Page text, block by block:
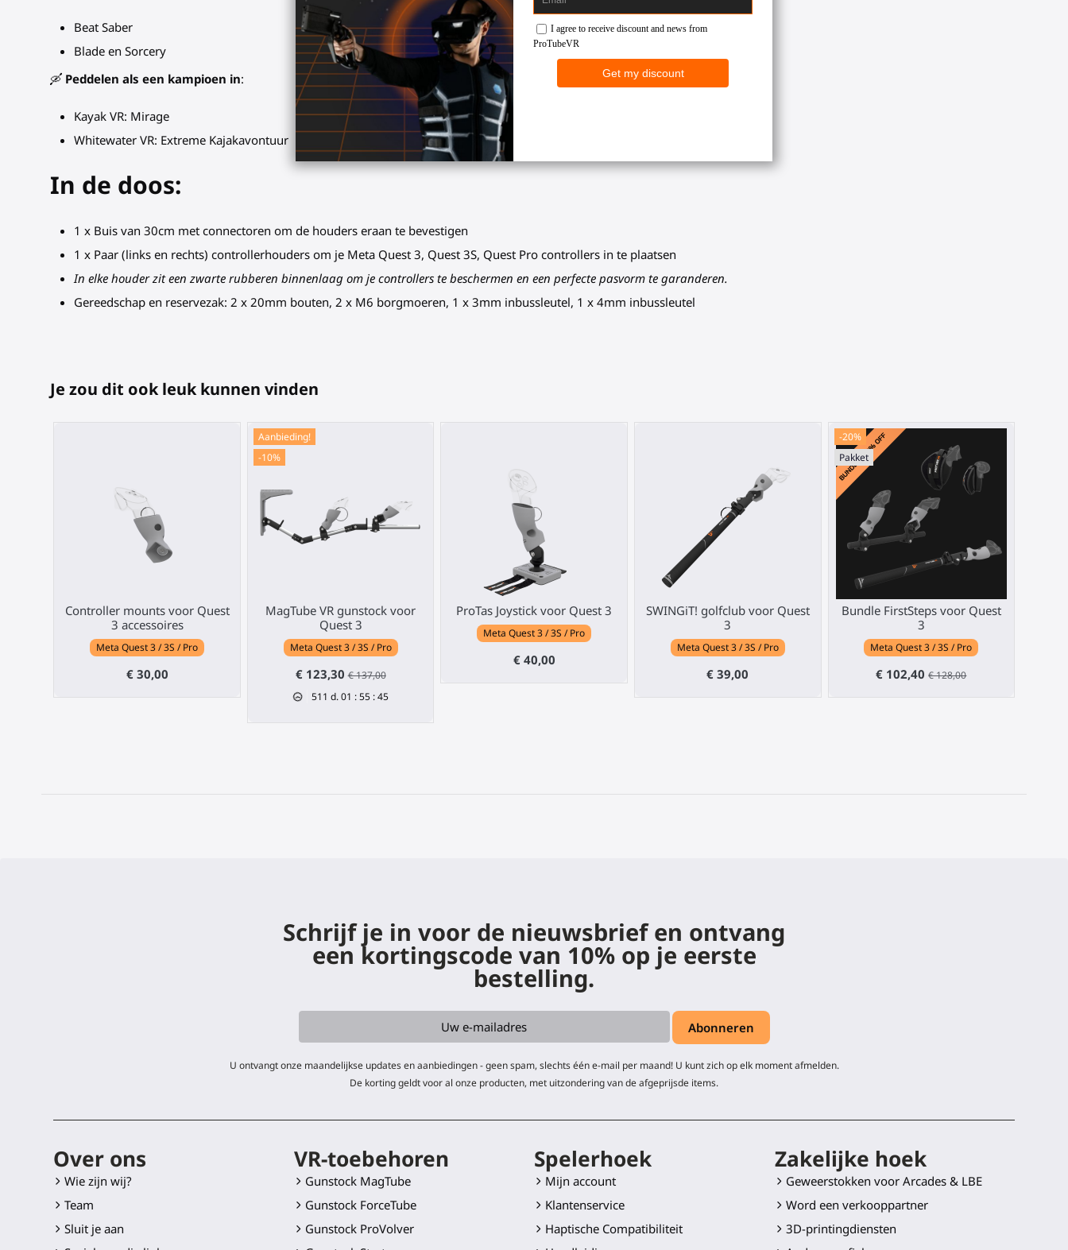
Beat Saber
Blade en Sorcery
🛶 Peddelen als een kampioen in:
Kayak VR: Mirage
Whitewater VR: Extreme Kajakavontuur
In de doos:
1 x Buis van 30cm met connectoren om de houders eraan te bevestigen
1 x Paar (links en rechts) controllerhouders om je Meta Quest 3, Quest 3S, Quest Pro controllers in te plaatsen
In elke houder zit een zwarte rubberen binnenlaag om je controllers te beschermen en een perfecte pasvorm te garanderen.
Gereedschap en reservezak: 2 x 20mm bouten, 2 x M6 borgmoeren, 1 x 3mm inbussleutel, 1 x 4mm inbussleutel
Je zou dit ook leuk kunnen vinden
Controller mounts voor Quest
3 accessoires
Meta Quest 3 / 3S / Pro
€ 30,00
Aanbieding!
-10%
MagTube VR gunstock voor
Quest 3
Meta Quest 3 / 3S / Pro
€ 123,30€ 137,00
511 d.01 :55:44
ProTas Joystick voor Quest 3
Meta Quest 3 / 3S / Pro
€ 40,00
SWINGiT! golfclub voor Quest
3
Meta Quest 3 / 3S / Pro
€ 39,00
-20%
Pakket
Bundle FirstSteps voor Quest
3
Meta Quest 3 / 3S / Pro
€ 102,40€ 128,00
Schrijf je in voor de nieuwsbrief en ontvang
een kortingscode van 10% op je eerste
bestelling.
U ontvangt onze maandelijkse updates en aanbiedingen - geen spam, slechts één e-mail per maand! U kunt zich op elk moment afmelden.
De korting geldt voor al onze producten, met uitzondering van de afgeprijsde items.
Over ons
Wie zijn wij?
Team
Sluit je aan
VR-toebehoren
Gunstock MagTube
Gunstock ForceTube
Gunstock ProVolver
Spelerhoek
Mijn account
Klantenservice
Haptische Compatibiliteit
Zakelijke hoek
Geweerstokken voor Arcades & LBE
Word een verkooppartner
3D-printingdiensten